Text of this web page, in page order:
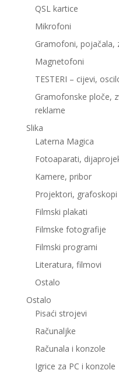
QSL kartice
Mikrofoni
Gramofoni, pojačala,
Magnetofoni
TESTERI – cijevi,
Gramofonske ploče,
reklame
Slika
Laterna Magica
Fotoaparati,
Kamere, pribor
Projektori, grafoskopi
Filmski plakati
Filmske fotografije
Filmski programi
Literatura, filmovi
Ostalo
Ostalo
Pisaći strojevi
Računaljke
Računala i konzole
Igrice za PC i konzole